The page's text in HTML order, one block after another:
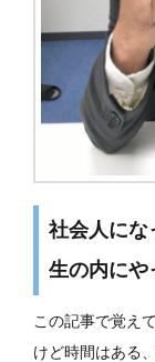
社会人にな
生の内にや
この記事で覚え
けど時間はある